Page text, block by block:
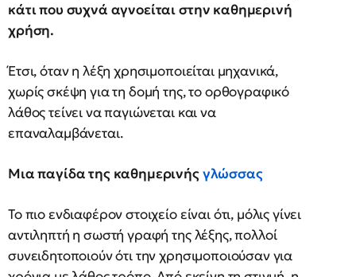
κάτι που συχνά αγνοείται στην καθημερινή
χρήση.
Έτσι, όταν η λέξη χρησιμοποιείται μηχανικά,
χωρίς σκέψη για τη δομή της, το ορθογραφικό
λάθος τείνει να παγιώνεται και να
επαναλαμβάνεται.
Μια παγίδα της καθημερινήςγλώσσας
Το πιο ενδιαφέρον στοιχείο είναι ότι, μόλις γίνει
αντιληπτή η σωστή γραφή της λέξης, πολλοί
συνειδητοποιούν ότι την χρησιμοποιούσαν για